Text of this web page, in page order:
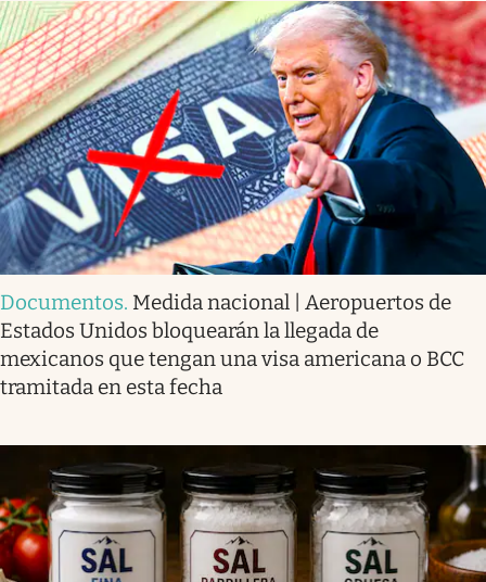
Documentos. Medida nacional | Aeropuertos de
Estados Unidos bloquearán la llegada de
mexicanos que tengan una visa americana o BCC
tramitada en esta fecha